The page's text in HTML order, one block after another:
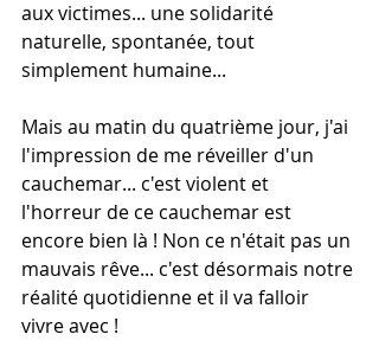
aux victimes... une solidarité
naturelle, spontanée, tout
simplement humaine...
Mais au matin du quatrième jour, j'ai
l'impression de me réveiller d'un
cauchemar... c'est violent et
l'horreur de ce cauchemar est
encore bien là ! Non ce n'était pas un
mauvais rêve... c'est désormais notre
réalité quotidienne et il va falloir
vivre avec !